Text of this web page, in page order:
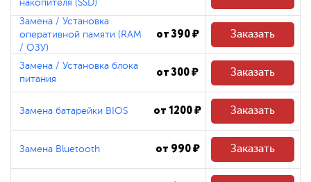
накопителя (SSD)
Замена / Установка
оперативной памяти (RAM
/ ОЗУ)
от 390 ₽ Заказать
Замена / Установка блока
питания
от 300 ₽ Заказать
Замена батарейки BIOS от 1200 ₽ Заказать
Замена Bluetooth от 990 ₽ Заказать